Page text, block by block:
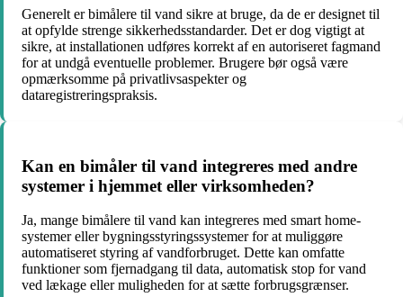
Generelt er bimålere til vand sikre at bruge, da de er designet til
at opfylde strenge sikkerhedsstandarder. Det er dog vigtigt at
sikre, at installationen udføres korrekt af en autoriseret fagmand
for at undgå eventuelle problemer. Brugere bør også være
opmærksomme på privatlivsaspekter og
dataregistreringspraksis.
Kan en bimåler til vand integreres med andre
systemer i hjemmet eller virksomheden?
Ja, mange bimålere til vand kan integreres med smart home-
systemer eller bygningsstyringssystemer for at muliggøre
automatiseret styring af vandforbruget. Dette kan omfatte
funktioner som fjernadgang til data, automatisk stop for vand
ved lækage eller muligheden for at sætte forbrugsgrænser.